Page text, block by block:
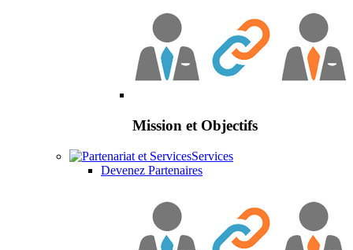
Mission et Objectifs
Services
Devenez Partenaires